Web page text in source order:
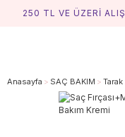
250 TL VE ÜZERİ
Anasayfa SAÇ BAKIM Tarak